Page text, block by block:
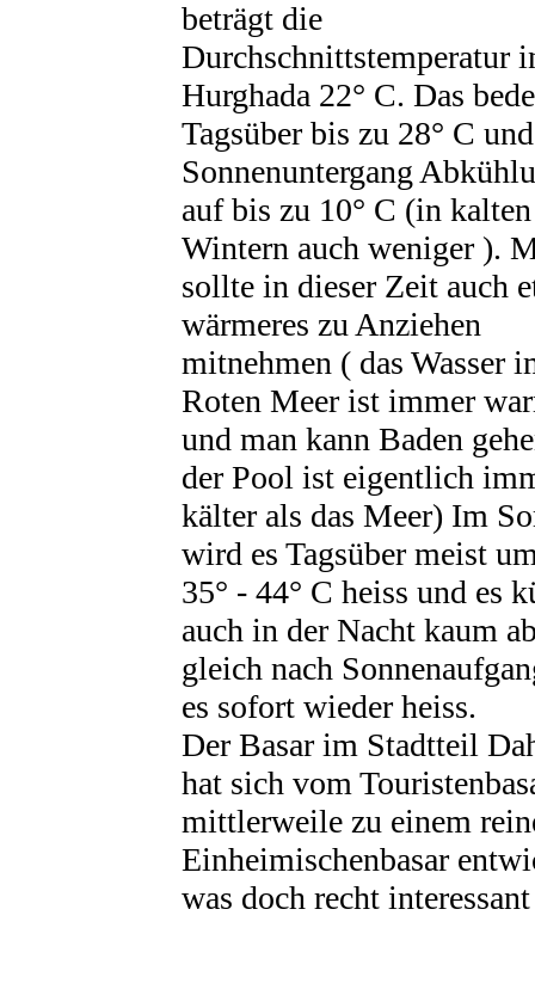
beträgt die
Durchschnittstemperatur
Hurghada 22° C. Das
Tagsüber bis zu 28° C
Sonnenuntergang
auf bis zu 10° C (in kalten
Wintern auch weniger ).
sollte in dieser Zeit auch
wärmeres zu Anziehen
mitnehmen ( das Wasser
Roten Meer ist immer
und man kann Baden
der Pool ist eigentlich
kälter als das Meer) Im
wird es Tagsüber meist
35° - 44° C heiss und es
auch in der Nacht kaum
gleich nach
es sofort wieder heiss.
Der Basar im Stadtteil
hat sich vom
mittlerweile zu einem
Einheimischenbasar
was doch recht